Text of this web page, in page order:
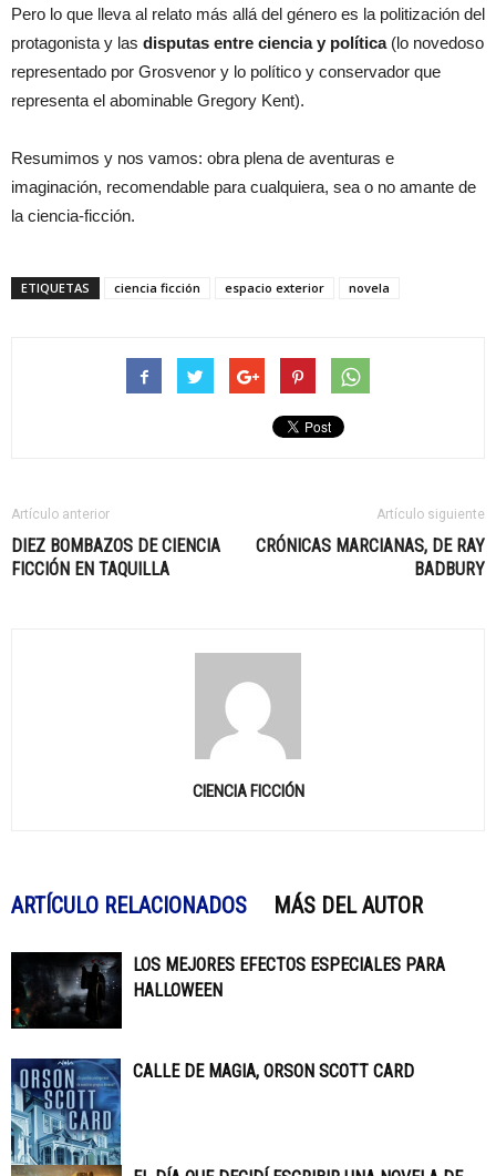
Pero lo que lleva al relato más allá del género es la politización del
protagonista y las disputas entre ciencia y política (lo novedoso
representado por Grosvenor y lo político y conservador que
representa el abominable Gregory Kent).
Resumimos y nos vamos: obra plena de aventuras e
imaginación, recomendable para cualquiera, sea o no amante de
la ciencia-ficción.
ETIQUETAS ciencia ficción espacio exterior novela
Artículo anterior
DIEZ BOMBAZOS DE CIENCIA
FICCIÓN EN TAQUILLA
Artículo siguiente
CRÓNICAS MARCIANAS, DE RAY
BADBURY
CIENCIA FICCIÓN
ARTÍCULO RELACIONADOS MÁS DEL AUTOR
LOS MEJORES EFECTOS ESPECIALES PARA
HALLOWEEN
CALLE DE MAGIA, ORSON SCOTT CARD